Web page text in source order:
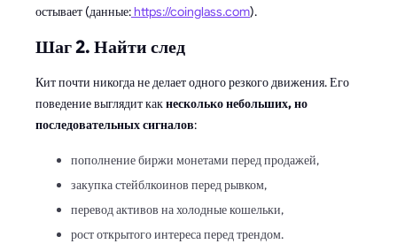
остывает (данные:https://coinglass.com).
Шаг 2. Найти след
Кит почти никогда не делает одного резкого движения. Его
поведение выглядит какнесколько небольших, но
последовательных сигналов:
пополнение биржи монетами перед продажей,
закупка стейблкоинов перед рывком,
перевод активов на холодные кошельки,
рост открытого интереса перед трендом.